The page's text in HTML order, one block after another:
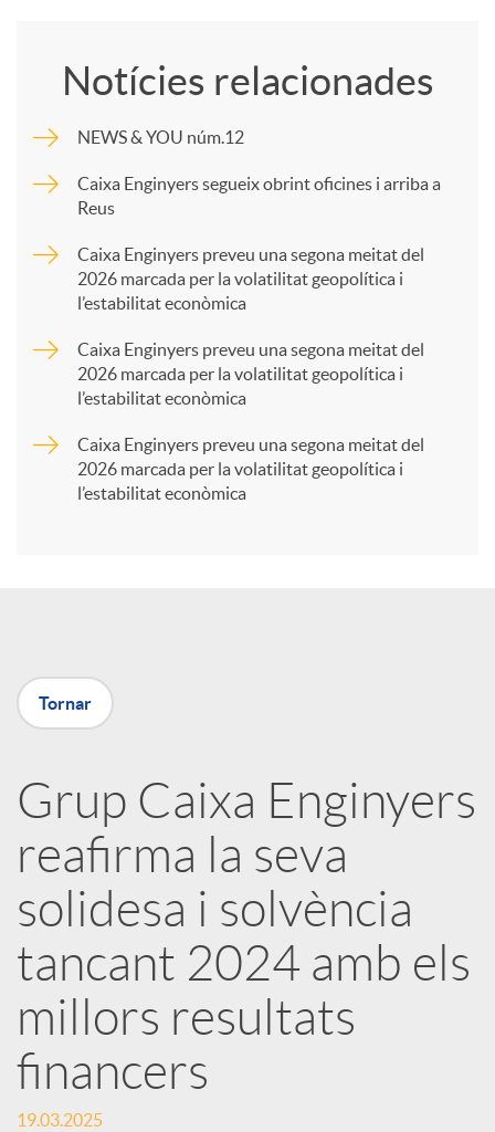
p
a
X
r
x
e
s
S
Notícies relacionades
NEWS & YOU núm.12
Caixa Enginyers segueix obrint oficines i arriba a
Reus
Caixa Enginyers preveu una segona meitat del
2026 marcada per la volatilitat geopolítica i
l’estabilitat econòmica
Caixa Enginyers preveu una segona meitat del
2026 marcada per la volatilitat geopolítica i
l’estabilitat econòmica
Caixa Enginyers preveu una segona meitat del
2026 marcada per la volatilitat geopolítica i
l’estabilitat econòmica
Tornar
Grup Caixa Enginyers
reafirma la seva
solidesa i solvència
tancant 2024 amb els
millors resultats
financers
19.03.2025